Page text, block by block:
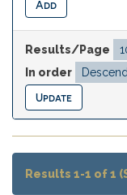
Results/Page
In order
Results 1-1 of 1